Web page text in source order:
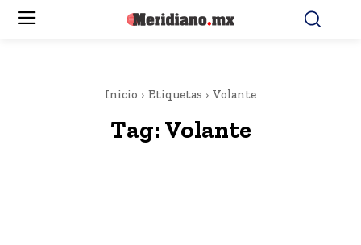
Inicio Etiquetas Volante
Tag: Volante